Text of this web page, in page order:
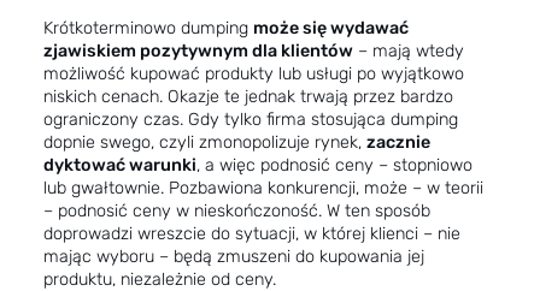
Krótkoterminowo dumping może się wydawać
zjawiskiem pozytywnym dla klientów – mają wtedy
możliwość kupować produkty lub usługi po wyjątkowo
niskich cenach. Okazje te jednak trwają przez bardzo
ograniczony czas. Gdy tylko firma stosująca dumping
dopnie swego, czyli zmonopolizuje rynek, zacznie
dyktować warunki, a więc podnosić ceny – stopniowo
lub gwałtownie. Pozbawiona konkurencji, może – w teorii
– podnosić ceny w nieskończoność. W ten sposób
doprowadzi wreszcie do sytuacji, w której klienci – nie
mając wyboru – będą zmuszeni do kupowania jej
produktu, niezależnie od ceny.